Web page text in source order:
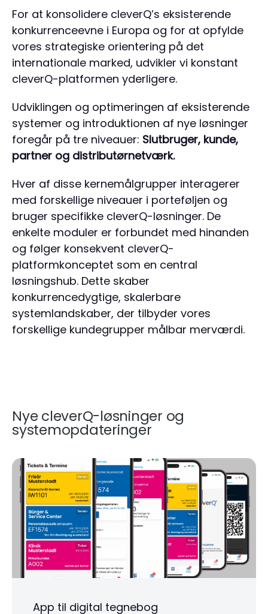
For at konsolidere cleverQ’s eksisterende
konkurrenceevne i Europa og for at opfylde
vores strategiske orientering på det
internationale marked, udvikler vi konstant
cleverQ-platformen yderligere.
Udviklingen og optimeringen af eksisterende
systemer og introduktionen af nye løsninger
foregår på tre niveauer: Slutbruger, kunde,
partner og distributørnetværk.
Hver af disse kernemålgrupper interagerer
med forskellige niveauer i porteføljen og
bruger specifikke cleverQ-løsninger. De
enkelte moduler er forbundet med hinanden
og følger konsekvent cleverQ-
platformkonceptet som en central
løsningshub. Dette skaber
konkurrencedygtige, skalerbare
systemlandskaber, der tilbyder vores
forskellige kundegrupper målbar merværdi.
Nye cleverQ-løsninger og
systemopdateringer
App til digital tegnebog